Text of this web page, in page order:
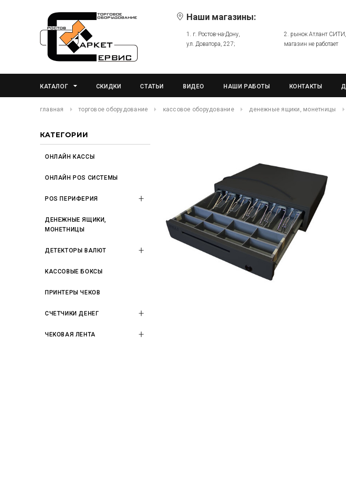
Наши магазины:
1. г. Ростов-на-Дону,
ул. Доватора, 227;
2. рынок Атлант СИТИ,
магазин не работает
КАТАЛОГ СКИДКИ СТАТЬИ ВИДЕО НАШИ РАБОТЫ КОНТАКТЫ
главная торговое оборудование кассовое оборудование денежные ящики, монетницы
КАТЕГОРИИ
ОНЛАЙН КАССЫ
ОНЛАЙН POS СИСТЕМЫ
POS ПЕРИФЕРИЯ
ДЕНЕЖНЫЕ ЯЩИКИ,
МОНЕТНИЦЫ
ДЕТЕКТОРЫ ВАЛЮТ
КАССОВЫЕ БОКСЫ
ПРИНТЕРЫ ЧЕКОВ
СЧЕТЧИКИ ДЕНЕГ
ЧЕКОВАЯ ЛЕНТА